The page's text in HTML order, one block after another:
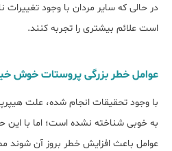
در حالی که سایر مردان با وجود تغییرات
است علائم بیشتری را تجربه کنند.
عوامل خطر بزرگی پروستات خوش
با وجود تحقیقات انجام شده، علت
به خوبی شناخته نشده است؛ اما با این
عوامل باعث افزایش خطر بروز آن شوند